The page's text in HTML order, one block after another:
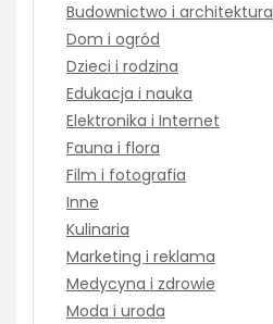
Budownictwo i architektura
Dom i ogród
Dzieci i rodzina
Edukacja i nauka
Elektronika i Internet
Fauna i flora
Film i fotografia
Inne
Kulinaria
Marketing i reklama
Medycyna i zdrowie
Moda i uroda